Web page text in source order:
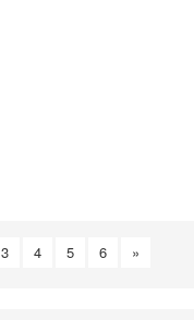
3 4 5 6 »